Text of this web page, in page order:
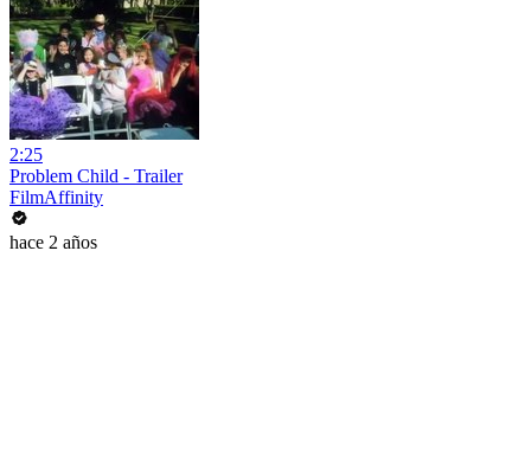
2:25
Problem Child - Trailer
FilmAffinity
hace 2 años